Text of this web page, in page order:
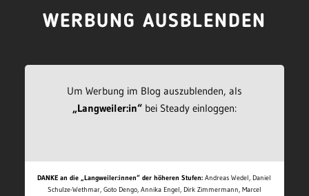
WERBUNG AUSBLENDEN
Um Werbung im Blog auszublenden, als
„Langweiler:in“bei Steady einloggen:
DANKE an die „Langweiler:innen“ der höheren Stufen: Andreas Wedel, Daniel
Schulze-Wethmar, Goto Dengo, Annika Engel, Dirk Zimmermann, Marcel